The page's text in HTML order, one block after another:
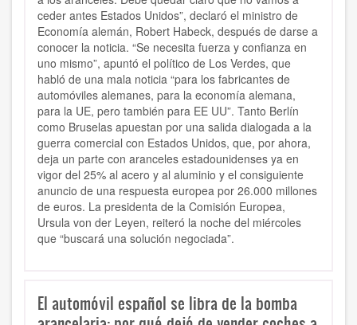
ceder antes Estados Unidos”, declaró el ministro de
Economía alemán, Robert Habeck, después de darse a
conocer la noticia. “Se necesita fuerza y confianza en
uno mismo”, apuntó el político de Los Verdes, que
habló de una mala noticia “para los fabricantes de
automóviles alemanes, para la economía alemana,
para la UE, pero también para EE UU”. Tanto Berlín
como Bruselas apuestan por una salida dialogada a la
guerra comercial con Estados Unidos, que, por ahora,
deja un parte con aranceles estadounidenses ya en
vigor del 25% al acero y al aluminio y el consiguiente
anuncio de una respuesta europea por 26.000 millones
de euros. La presidenta de la Comisión Europea,
Ursula von der Leyen, reiteró la noche del miércoles
que “buscará una solución negociada”.
El automóvil español se libra de la bomba